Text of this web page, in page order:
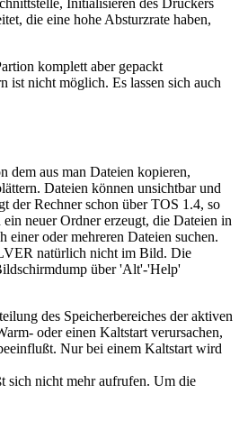
Initialisieren des Druckers
die eine hohe Absturzrate haben,
komplett aber gepackt
ist nicht möglich. Es lassen sich auch
aus man Dateien kopieren,
Dateien können unsichtbar und
der Rechner schon über TOS 1.4, so
neuer Ordner erzeugt, die Dateien in
einer oder mehreren Dateien suchen.
natürlich nicht im Bild. Die
über 'Alt'-'Help'
des Speicherbereiches der aktiven
oder einen Kaltstart verursachen,
Nur bei einem Kaltstart wird
sich nicht mehr aufrufen. Um die